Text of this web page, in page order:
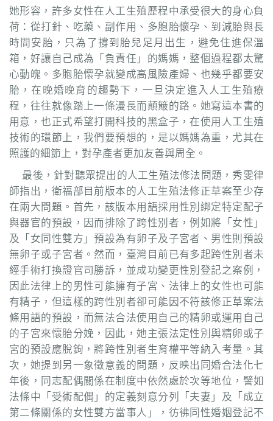
她形容，許多女性在人工生殖歷程中承受很大的身心負
荷：從打針、吃藥、副作用、多胞胎懷孕、到減胎與長
時間安胎，只為了撐到胎兒足月出生，避免住進保溫
箱，好讓自己成為「負責任」的媽媽，整個過程都太驚
心動魄。多胞胎懷孕就變成高風險產婦、也幾乎都要安
胎，在晚婚晚育的趨勢下，一旦決定進入人工生殖療
程，往往就像踏上一條漫長而顛簸的路。她寫這本書的
用意，也正式希望打開科技的黑盒子，在使用人工生殖
技術的環節上，我們要預想的，是以媽媽為重，尤其在
照護的細節上，對孕產者更加友善與周全。
最後，針對聽眾提出的人工生殖法修法問題，秀雯律
師指出，衛福部目前版本的人工生殖法修正草案至少存
在兩大問題。首先，該版本用語採用性別綁定特定配子
與器官的預設，因而排除了跨性別者，例如將「女性」
及「女同性雙方」預設為有卵子及子宮者、男性則預設
無卵子或子宮者。然而，臺灣目前已有多起跨性別者未
經手術打換證官司勝訴，並成功變更性別登記之案例，
因此法律上的男性可能擁有子宮、法律上的女性也可能
有精子，但這樣的跨性別者卻可能因不符該修正草案法
條用語的預設，而無法合法使用自己的精卵或運用自己
的子宮來懷胎分娩，因此，她主張法定性別與精卵或子
宮的預設應脫鉤，將跨性別者生育權平等納入考量。其
次，她提到另一象徵意義的問題，反映出同婚合法化七
年後，同志配偶關係在制度中依然處於次等地位，譬如
法條中「受術配偶」的定義刻意分列「夫妻」及「成立
第二條關係的女性雙方當事人」，彷彿同性婚姻登記不